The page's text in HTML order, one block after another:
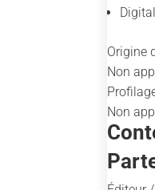
Origine
Non
Non